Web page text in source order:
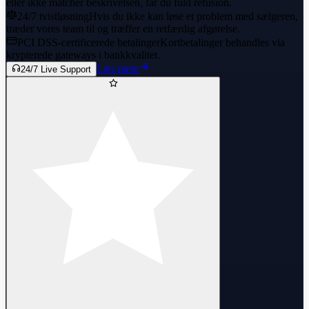
24/7 tvistløsningHvis du ikke kan løse et problem med sælgeren,
træder vores team til og træffer en retfærdig afgørelse.
PCI DSS-certificerede betalingerKortbetalinger behandles via
krypterede gateways i bankkvalitet.
24/7 Live Support Læs mere